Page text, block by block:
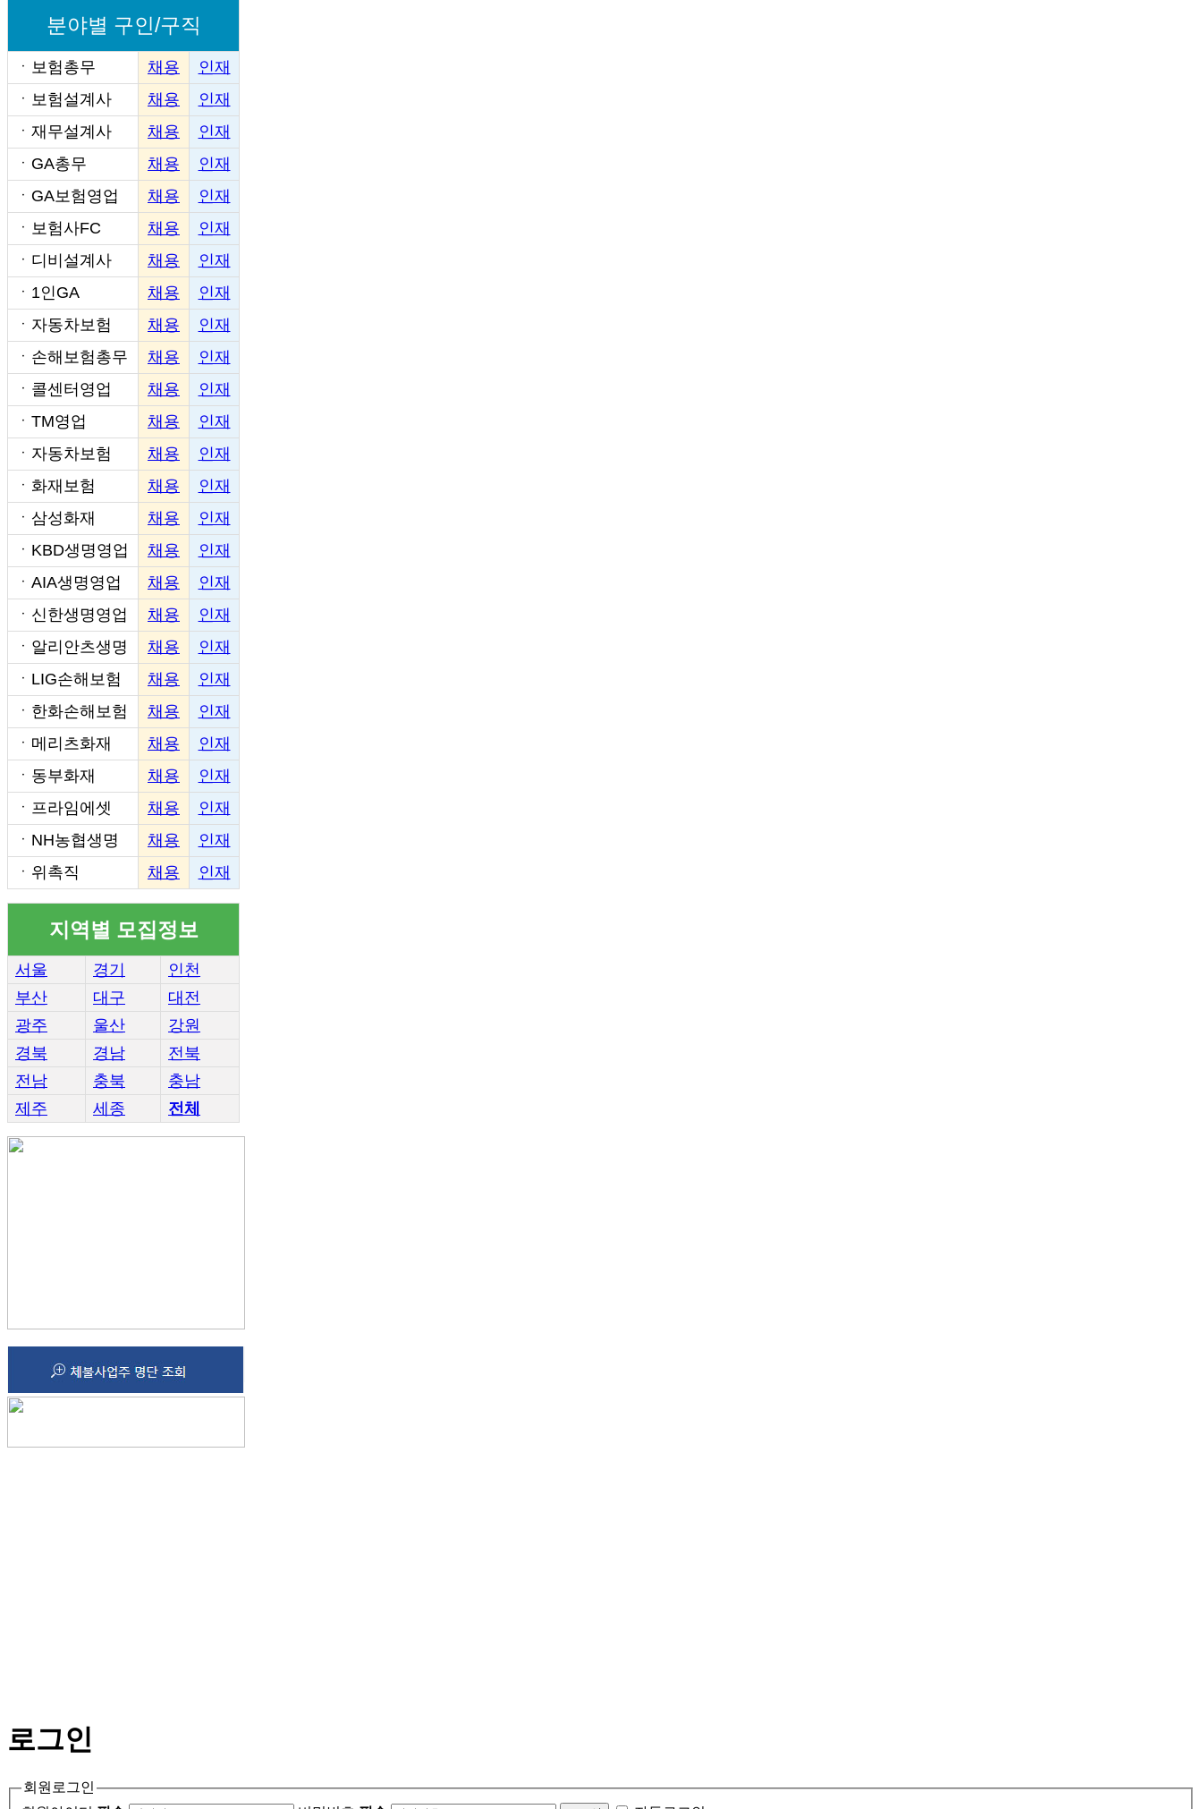
분야별 구인/구직
ㆍ 보험총무 채용
인재
ㆍ 보험설계사 채용
인재
ㆍ 재무설계사 채용
인재
ㆍ GA총무 채용
인재
ㆍ GA보험영업 채용
인재
ㆍ 보험사FC 채용
인재
ㆍ 디비설계사 채용
인재
ㆍ 1인GA 채용
인재
ㆍ 자동차보험 채용
인재
ㆍ 손해보험총무 채용
인재
ㆍ 콜센터영업 채용
인재
ㆍ TM영업 채용
인재
ㆍ 자동차보험 채용
인재
ㆍ 화재보험 채용
인재
ㆍ 삼성화재 채용
인재
ㆍ KBD생명영업 채용
인재
ㆍ AIA생명영업 채용
인재
ㆍ 신한생명영업 채용
인재
ㆍ 알리안츠생명 채용
인재
ㆍ LIG손해보험 채용
인재
ㆍ 한화손해보험 채용
인재
ㆍ 메리츠화재 채용
인재
ㆍ 동부화재 채용
인재
ㆍ 프라임에셋 채용
인재
ㆍ NH농협생명 채용
인재
ㆍ 위촉직 채용 인재
지역별 모집정보
서울 경기
인천
부산
대구
대전
광주
울산
강원
경북
경남
전북
전남
충북
충남
제주
세종 전체
로그인
회원로그인